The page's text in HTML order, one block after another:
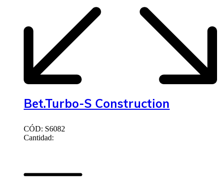
Bet.Turbo-S Construction
CÓD: S6082
Cantidad: